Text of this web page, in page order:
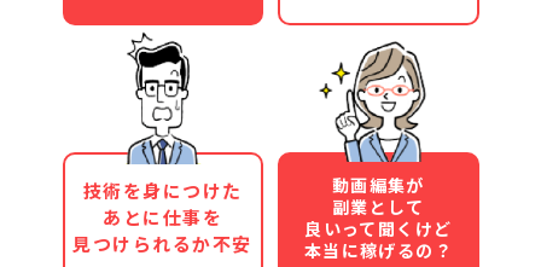
技術を身につけた
あとに仕事を
見つけられるか不安
動画編集が
副業として
良いって聞くけど
本当に稼げるの？